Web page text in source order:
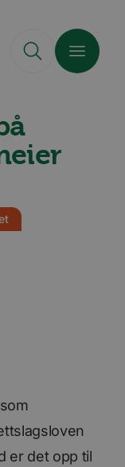
er det opp til